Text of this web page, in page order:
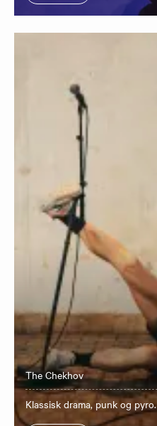
The Chekhov
Klassisk drama, punk og pyro.